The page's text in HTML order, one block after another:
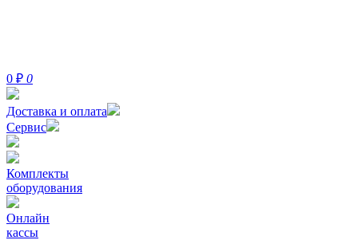
0 ₽ 0
Доставка и оплата
Сервис
Комплекты
оборудования
Онлайн
кассы